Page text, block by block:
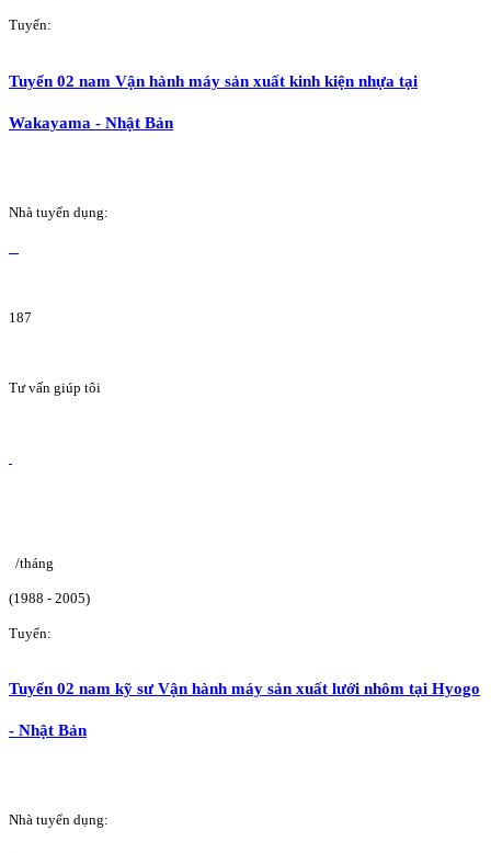
Tuyển:
Tuyển 02 nam Vận hành máy sản xuất kinh kiện nhựa tại
Wakayama - Nhật Bản
Nhà tuyển dụng:
187
Tư vấn giúp tôi
/tháng
(1988 - 2005)
Tuyển:
Tuyển 02 nam kỹ sư Vận hành máy sản xuất lưới nhôm tại Hyogo
- Nhật Bản
Nhà tuyển dụng: